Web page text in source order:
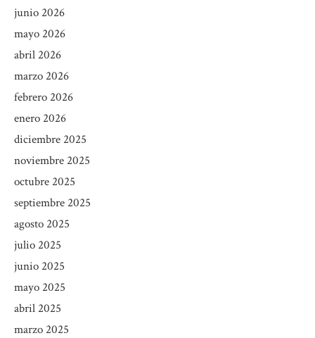
junio 2026
mayo 2026
abril 2026
marzo 2026
febrero 2026
enero 2026
diciembre 2025
noviembre 2025
octubre 2025
septiembre 2025
agosto 2025
julio 2025
junio 2025
mayo 2025
abril 2025
marzo 2025